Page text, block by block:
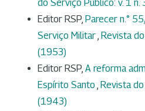
do Serviço Público: v. 1
Editor RSP, Parecer n.°
Serviço Militar Revista
(1953)
Editor RSP, A reforma
Espírito Santo Revista do
(1943)